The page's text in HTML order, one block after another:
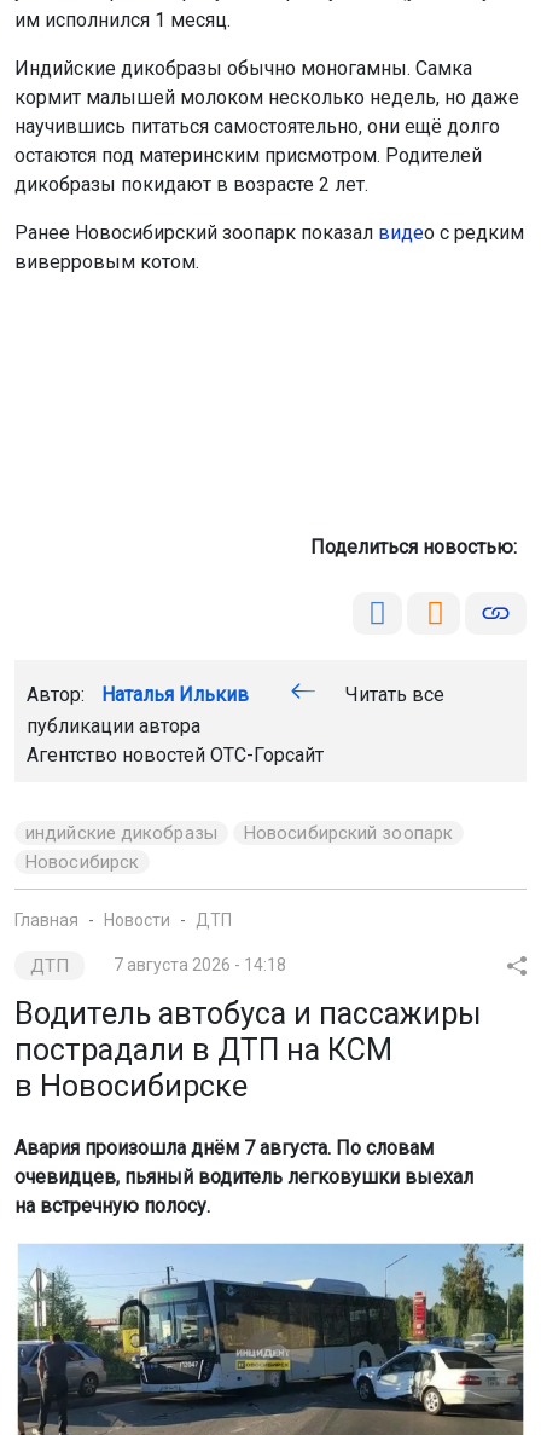
им исполнился 1 месяц.
Индийские дикобразы обычно моногамны. Самка
кормит малышей молоком несколько недель, но даже
научившись питаться самостоятельно, они ещё долго
остаются под материнским присмотром. Родителей
дикобразы покидают в возрасте 2 лет.
Ранее Новосибирский зоопарк показал видео с редким
виверровым котом.
Поделиться новостью:
Автор: Наталья Илькив
Читать все
публикации автора
Агентство новостей ОТС-Горсайт
индийские дикобразы
Новосибирский зоопарк
Новосибирск
Главная Новости ДТП
ДТП 7 августа 2026 - 14:18
Водитель автобуса и пассажиры
пострадали в ДТП на КСМ
в Новосибирске
Авария произошла днём 7 августа. По словам
очевидцев, пьяный водитель легковушки выехал
на встречную полосу.